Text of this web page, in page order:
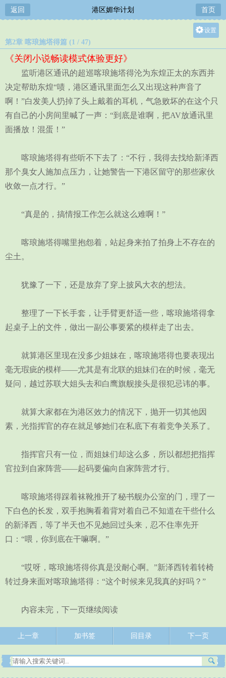
返回 港区媚华计划 首页
设置
中
小
第2章 喀琅施塔得篇 (1 / 47)
《关闭小说畅读模式体验更好》
监听港区通讯的超巡喀琅施塔得沦为东煌正太的东西并
决定帮助东煌“啧，港区通讯里面怎么又出现这种声音了
啊！”白发美人扔掉了头上戴着的耳机，气急败坏的在这个只
有自己的小房间里喊了一声：“到底是谁啊，把AV放通讯里
面播放！混蛋！”
喀琅施塔得有些听不下去了：“不行，我得去找给新泽西
那个臭女人施加点压力，让她警告一下港区留守的那些家伙
收敛一点才行。”
“真是的，搞情报工作怎么就这么难啊！”
喀琅施塔得嘴里抱怨着，站起身来拍了拍身上不存在的
尘土。
犹豫了一下，还是放弃了穿上披风大衣的想法。
整理了一下长手套，让手臂更舒适一些，喀琅施塔得拿
起桌子上的文件，做出一副公事要紧的模样走了出去。
就算港区里现在没多少姐妹在，喀琅施塔得也要表现出
毫无瑕疵的模样——尤其是有北联的姐妹们在的时候，毫无
疑问，越过苏联大姐头去和白鹰旗舰接头是很犯忌讳的事。
就算大家都在为港区效力的情况下，抛开一切其他因
素，光指挥官的存在就足够她们在私底下有着竞争关系了。
指挥官只有一位，而姐妹们却这么多，所以都想把指挥
官拉到自家阵营——起码要偏向自家阵营才行。
喀琅施塔得踩着袜靴推开了秘书舰办公室的门，理了一
下白色的长发，双手抱胸看着背对着自己不知道在干些什么
的新泽西，等了半天也不见她回过头来，忍不住率先开
口：“喂，你到底在干嘛啊。”
“哎呀，喀琅施塔得你真是没耐心啊。”新泽西转着转椅
转过身来面对喀琅施塔得：“这个时候来见我真的好吗？”
内容未完，下一页继续阅读
上一章 加书签 回目录 下一页